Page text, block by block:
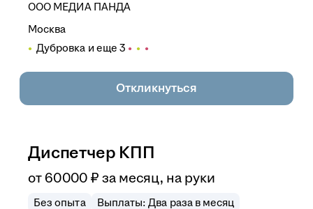
ООО МЕДИА ПАНДА
Москва
Дубровка и еще 3
Откликнуться
Диспетчер КПП
от60 000 ₽ за месяц, на руки
Без опыта Выплаты: Два раза в месяц